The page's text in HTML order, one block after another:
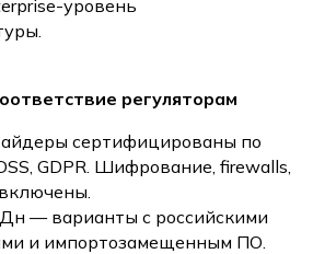
уровень
регуляторам
сертифицированы по
GDPR. Шифрование, firewalls,
— варианты с российскими
и импортозамещенным ПО.